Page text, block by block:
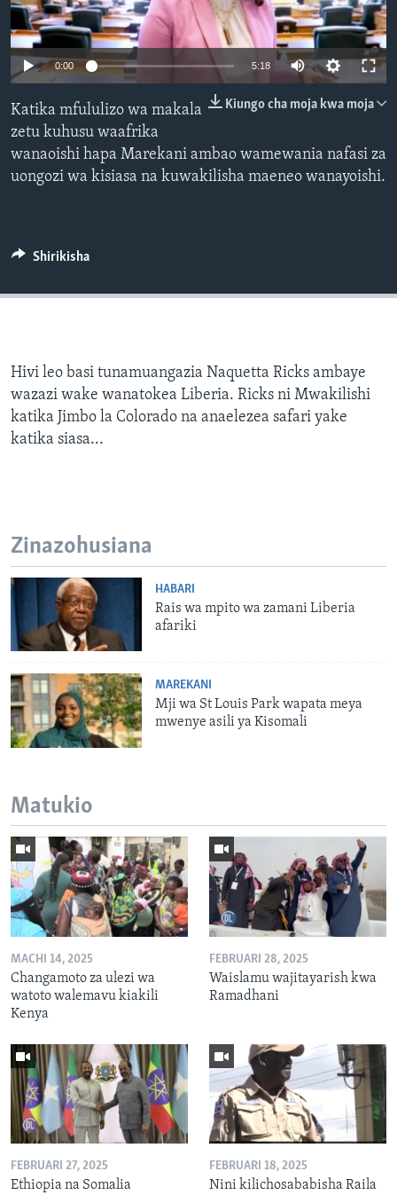
0:00 5:18
Kiungo cha moja kwa moja
Katika mfululizo wa makala
zetu kuhusu waafrika
wanaoishi hapa Marekani ambao wamewania nafasi za
uongozi wa kisiasa na kuwakilisha maeneo wanayoishi.
Shirikisha
Hivi leo basi tunamuangazia Naquetta Ricks ambaye
wazazi wake wanatokea Liberia. Ricks ni Mwakilishi
katika Jimbo la Colorado na anaelezea safari yake
katika siasa...
Zinazohusiana
HABARI
Rais wa mpito wa zamani Liberia
afariki
MAREKANI
Mji wa St Louis Park wapata meya
mwenye asili ya Kisomali
Matukio
MACHI 14, 2025
Changamoto za ulezi wa
watoto walemavu kiakili
Kenya
FEBRUARI 28, 2025
Waislamu wajitayarish kwa
Ramadhani
FEBRUARI 27, 2025
Ethiopia na Somalia
FEBRUARI 18, 2025
Nini kilichosababisha Raila